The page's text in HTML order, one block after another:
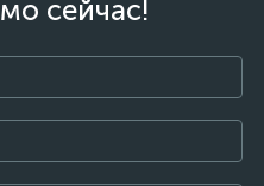
сейчас!